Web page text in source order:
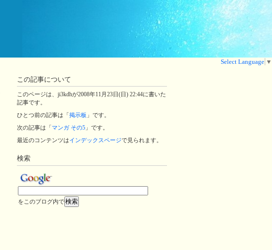
Select Language ▼
この記事について
このページは、ji3kdhが2008年11月23日(日) 22:44に書いた
記事です。
ひとつ前の記事は「 掲示板 」です。
次の記事は「 マンガ その5 」です。
最近のコンテンツはインデックスページで見られます。
検索
をこのブログ内で